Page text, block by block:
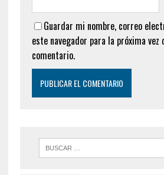
Guardar mi nombre, correo
este navegador para la próxima vez
comentario.